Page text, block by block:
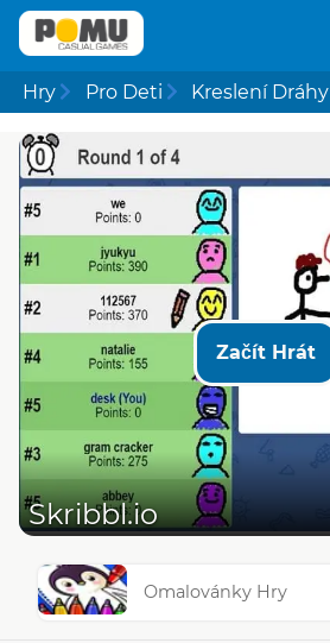
Hry Pro Deti Kreslení Dráhy
Začít Hrát
Skribbl.io
Omalovánky Hry